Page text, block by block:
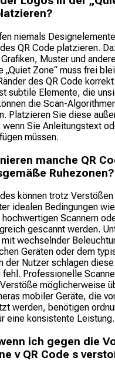
niemals
QR Code platzieren.
Muster und
„Quiet Zone“ muss frei
des QR Code
subtile Elemente, die
die Scan-
Platzieren Sie diese
wenn Sie Anleitungstext
müssen.
manche QR
Ruhezonen?
können trotz
idealen Bedingungen
hochwertigen Scannern
gescannt werden.
mit wechselnder
Geräten oder dem
der Nutzer schlagen
fehl. Professionelle
möglicherweise
mobiler Geräte, die
werden, benötigen
eine konsistente Leistung.
ich gegen die
v QR Code s